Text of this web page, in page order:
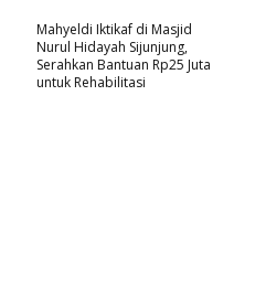
Mahyeldi Iktikaf di Masjid
Nurul Hidayah Sijunjung,
Serahkan Bantuan Rp25 Juta
untuk Rehabilitasi